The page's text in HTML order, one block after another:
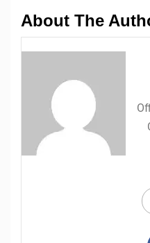
About The